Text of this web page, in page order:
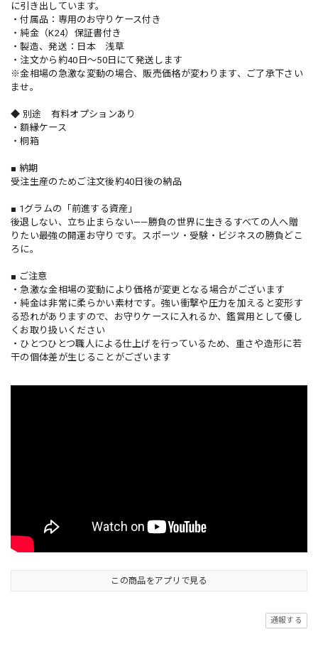
に引き出しています。
・付属品：専用のお守りケース付き
・純金（K24）保証書付き
・製造、発送：日本 浅草
・注文から約40日〜50日にて発送します
※金相場の急激な変動の場合、販売価格が変わります、ご了承下さい
ませ。
◆ 別途 有料オプションあり
・額縁ケース
・桐箱
■ 納期
受注生産のためご注文後約40日後の納品
■ 1グラムの「前進する資産」
後退しない、立ち止まらない——勝負の世界に生きるすべての人へ贈
りたい最強の開運お守りです。スポーツ・受験・ビジネスの勝負どこ
ろに。
■ ご注意
・急激な金相場の変動により価格が変更となる場合がございます
・純金は非常に柔らかい素材です。強い衝撃や圧力を加えると変形す
る恐れがありますので、お守りケースに入れるか、鑑賞用として優し
くお取り扱いください
・ひとつひとつ職人による仕上げを行っているため、重さや造形に若
干の個体差が生じることがございます
この商品をアプリで見る
通報する